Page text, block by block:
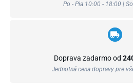
Po - Pia 10:00 - 18:00 |
Doprava zadarmo od
Jednotná cena dopravy pre